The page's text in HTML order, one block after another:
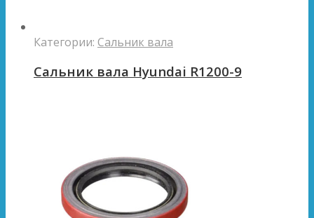
Категории: Сальник вала
Сальник вала Hyundai R1200-9